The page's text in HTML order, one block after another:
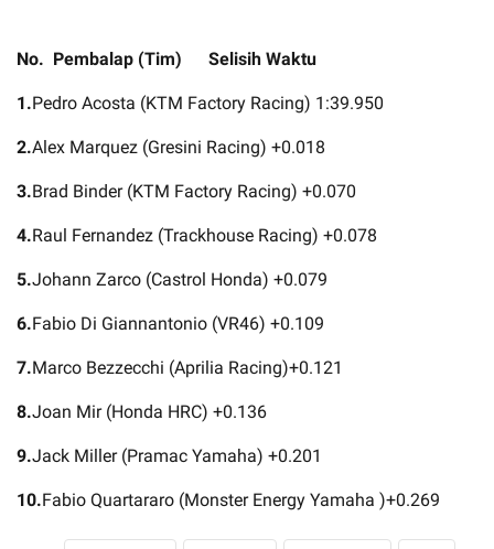
No. Pembalap (Tim) Selisih Waktu
1.Pedro Acosta (KTM Factory Racing) 1:39.950
2.Alex Marquez (Gresini Racing) +0.018
3.Brad Binder (KTM Factory Racing) +0.070
4.Raul Fernandez (Trackhouse Racing) +0.078
5.Johann Zarco (Castrol Honda) +0.079
6.Fabio Di Giannantonio (VR46) +0.109
7.Marco Bezzecchi (Aprilia Racing)+0.121
8.Joan Mir (Honda HRC) +0.136
9.Jack Miller (Pramac Yamaha) +0.201
10.Fabio Quartararo (Monster Energy Yamaha )+0.269